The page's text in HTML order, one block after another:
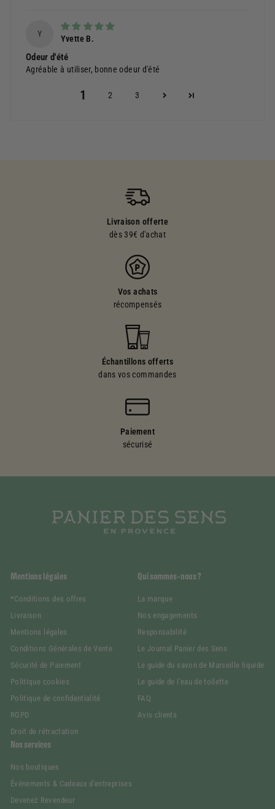
Y
Yvette B.
Odeur d'été
Agréable à utiliser, bonne odeur d'été
1 2 3
Livraison offerte
dès 39€ d'achat
Vos achats
récompensés
Échantillons offerts
dans vos commandes
Paiement
sécurisé
Mentions légales
*Conditions des offres
Livraison
Mentions légales
Conditions Générales de Vente
Sécurité de Paiement
Politique cookies
Politique de confidentialité
RGPD
Droit de rétractation
Qui sommes-nous ?
La marque
Nos engagements
Responsabilité
Le Journal Panier des Sens
Le guide du savon de Marseille liquide
Le guide de l'eau de toilette
FAQ
Avis clients
Nos services
Nos boutiques
Événements & Cadeaux d'entreprises
Devenez Revendeur